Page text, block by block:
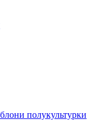
полукультурки